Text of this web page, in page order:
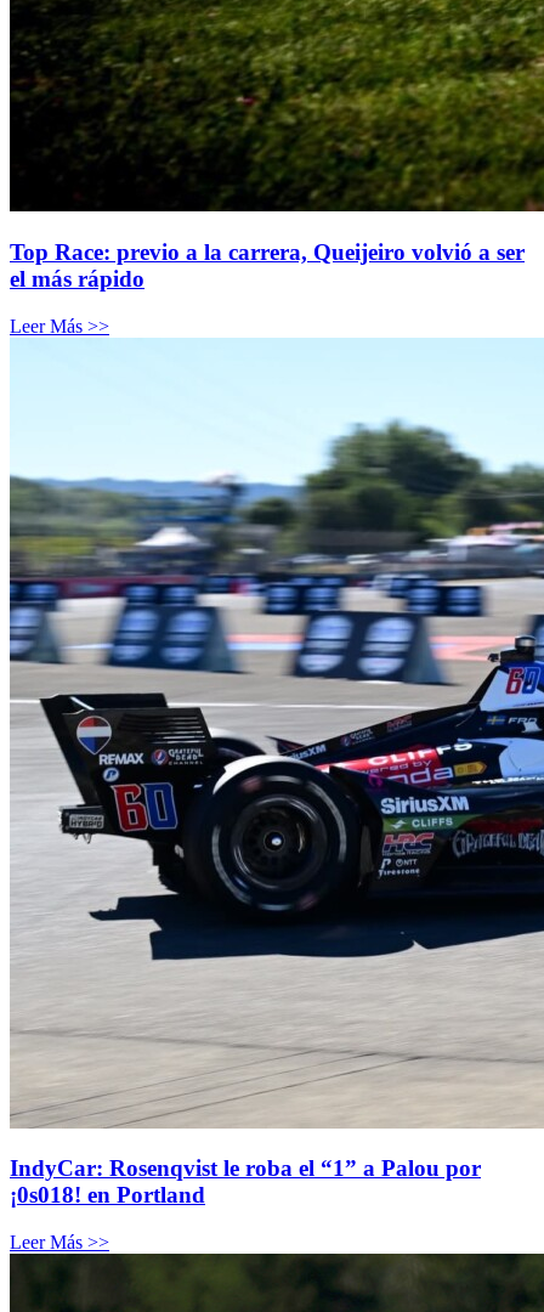
Top Race: previo a la carrera, Queijeiro volvió a ser
el más rápido
Leer Más >>
IndyCar: Rosenqvist le roba el “1” a Palou por
¡0s018! en Portland
Leer Más >>